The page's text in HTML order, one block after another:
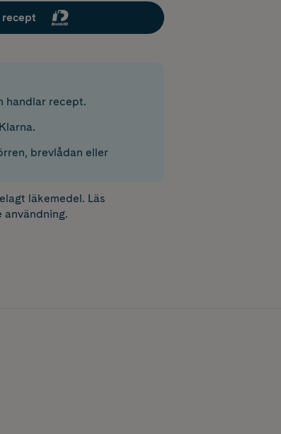
handlar recept.
brevlådan eller
läkemedel. Läs
användning.